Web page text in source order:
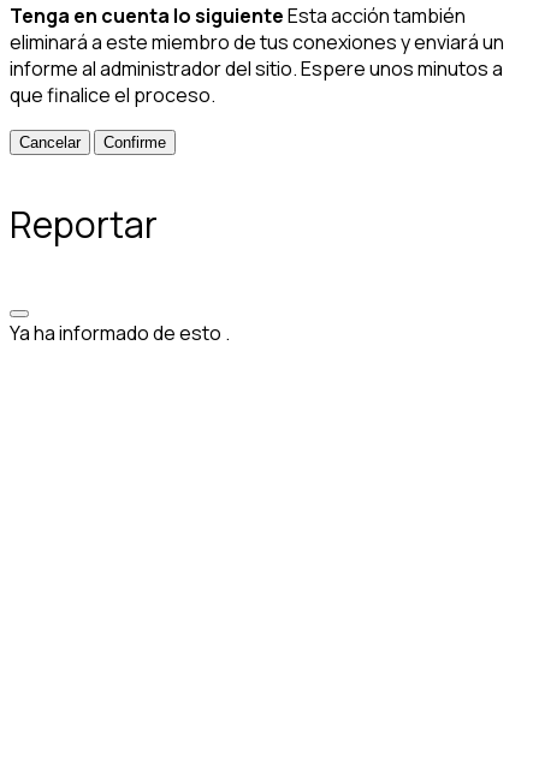
Tenga en cuenta lo siguienteEsta acción también
eliminará a este miembro de tus conexiones y enviará un
informe al administrador del sitio. Espere unos minutos a
que finalice el proceso.
Confirme
Reportar
Ya ha informado de esto .